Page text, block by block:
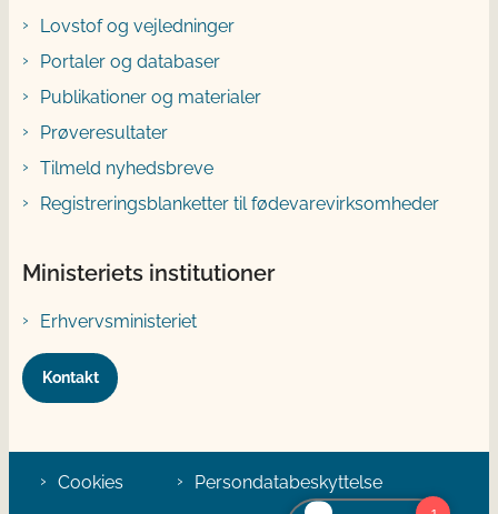
Lovstof og vejledninger
Portaler og databaser
Publikationer og materialer
Prøveresultater
Tilmeld nyhedsbreve
Registreringsblanketter til fødevarevirksomheder
Ministeriets institutioner
Erhvervsministeriet
Kontakt
Cookies Persondatabeskyttelse